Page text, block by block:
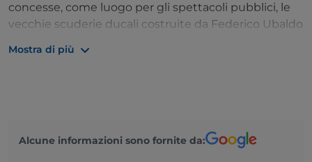
concesse, come luogo per gli spettacoli pubblici, le
vecchie scuderie ducali costruite da Federico Ubaldo
rappresentazione de La gazza ladra diretta dallo
stesso Gioacchino Rossini, già celebre anche se
Mostra di più
Alcune informazioni sono fornite da: